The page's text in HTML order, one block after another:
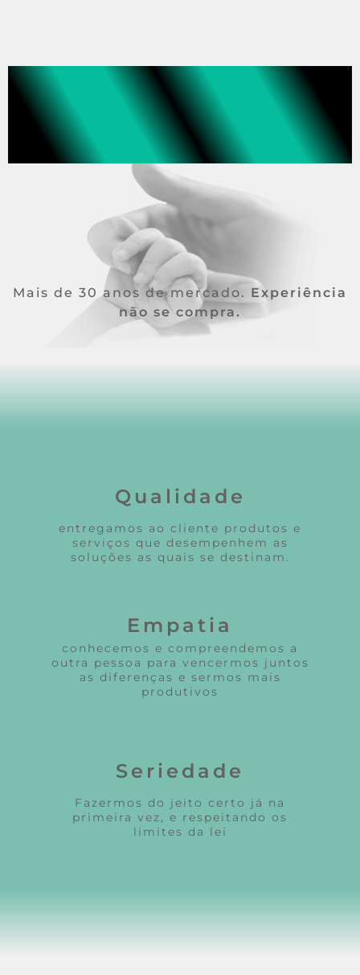
Porque a vida
está em primeiro
lugar.
Mais de 30 anos de mercado. Experiência
não se compra.
Qualidade
entregamos ao cliente produtos e
serviços que desempenhem as
soluções as quais se destinam.
Empatia
conhecemos e compreendemos a
outra pessoa para vencermos juntos
as diferenças e sermos mais
produtivos
Seriedade
Fazermos do jeito certo já na
primeira vez, e respeitando os
limites da lei